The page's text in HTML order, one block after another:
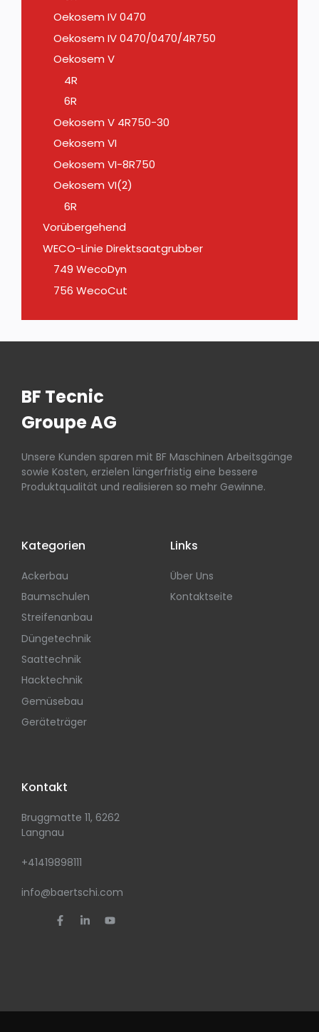
Oekosem IV 0470
Oekosem IV 0470/0470/4R750
Oekosem V
4R
6R
Oekosem V 4R750-30
Oekosem VI
Oekosem VI-8R750
Oekosem VI(2)
6R
Vorübergehend
WECO-Linie Direktsaatgrubber
749 WecoDyn
756 WecoCut
BF Tecnic
Groupe AG
Unsere Kunden sparen mit BF Maschinen Arbeitsgänge
sowie Kosten, erzielen längerfristig eine bessere
Produktqualität und realisieren so mehr Gewinne.
Kategorien
Ackerbau
Baumschulen
Streifenanbau
Düngetechnik
Saattechnik
Hacktechnik
Gemüsebau
Geräteträger
Links
Über Uns
Kontaktseite
Kontakt
Bruggmatte 11, 6262
Langnau
+41419898111
info@baertschi.com